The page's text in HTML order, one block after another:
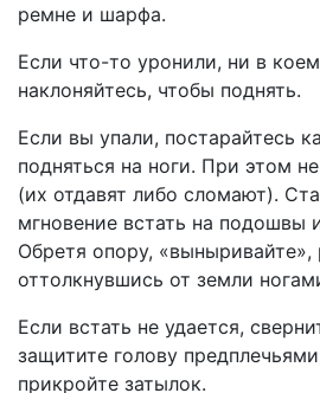
ремне и шарфа.
Если что-то уронили, ни в
наклоняйтесь, чтобы поднять.
Если вы упали, постарайтесь
подняться на ноги. При этом
(их отдавят либо сломают).
мгновение встать на подошвы
Обретя опору, «выныривайте»,
оттолкнувшись от земли
Если встать не удается,
защитите голову
прикройте затылок.